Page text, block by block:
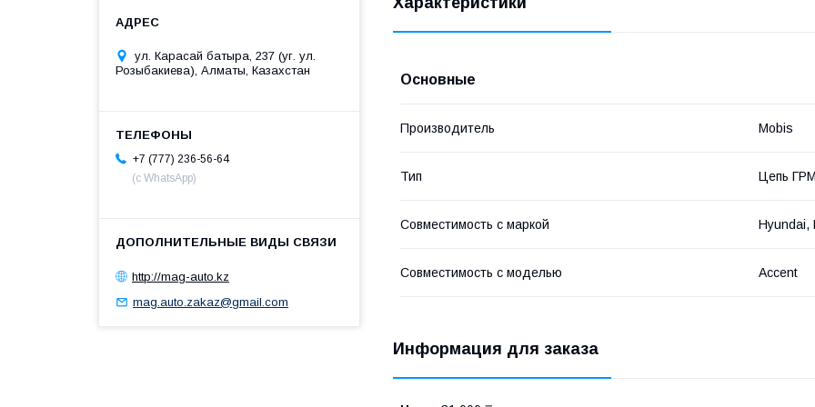
Основные
Производитель Mobis
Тип Цепь ГРМ
Совместимость с маркой Hyundai,
Совместимость с моделью Accent
Информация для заказа
ул. Карасай батыра, 237 (уг. ул.
Розыбакиева), Алматы, Казахстан
+7 (777) 236-56-64
(с WhatsApp)
http://mag-auto.kz
mag.auto.zakaz@gmail.com